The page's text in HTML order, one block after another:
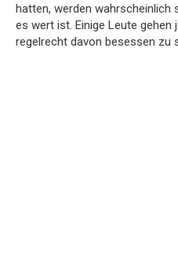
hatten, werden wahrscheinlich
es wert ist. Einige Leute
regelrecht davon besessen zu